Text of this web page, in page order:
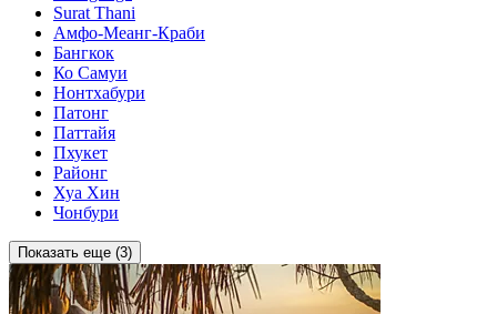
Surat Thani
Амфо-Меанг-Краби
Бангкок
Ко Самуи
Нонтхабури
Патонг
Паттайя
Пхукет
Районг
Хуа Хин
Чонбури
Показать еще (3)